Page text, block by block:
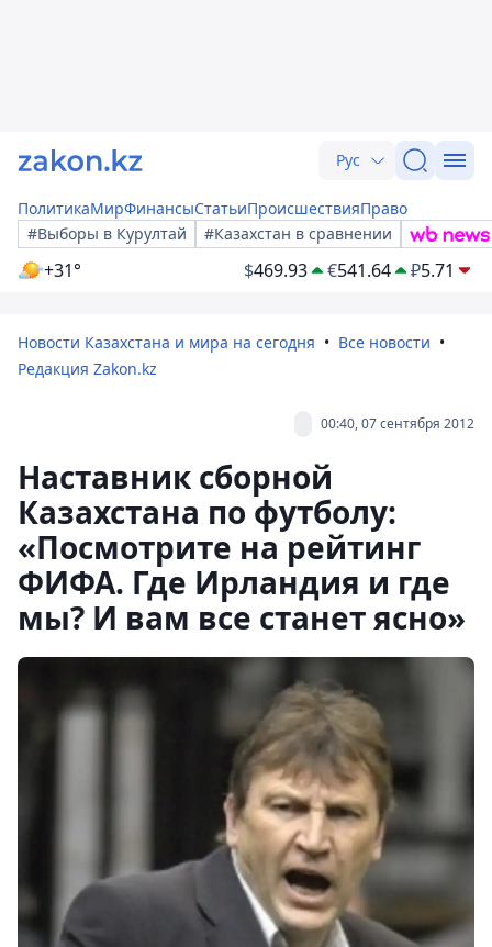
Рус
ПолитикаМирФинансыСтатьиПроисшествияПраво
#Выборы в Курултай
#Казахстан в сравнении
+31° $469.93 €541.64 ₽5.71
Новости Казахстана и мира на сегодня
Все новости
Редакция Zakon.kz
00:40, 07 сентября 2012
Наставник сборной
Казахстана по футболу:
«Посмотрите на рейтинг
ФИФА. Где Ирландия и где
мы? И вам все станет ясно»